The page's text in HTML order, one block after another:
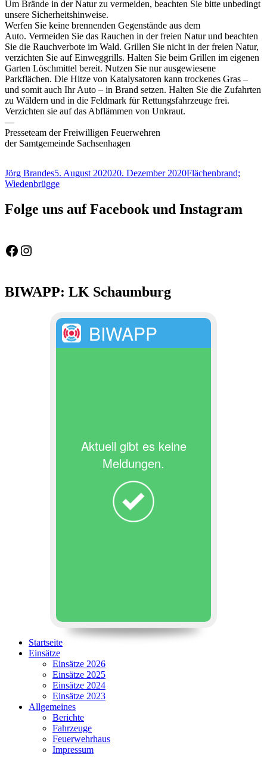
Um Brände in der Natur zu vermeiden, beachten Sie bitte unbedingt
unsere Sicherheitshinweise.
Werfen Sie keine brennenden Gegenstände aus dem
Auto. Vermeiden Sie das Rauchen in der freien Natur und beachten
Sie die Rauchverbote im Wald. Grillen Sie nicht in der freien Natur,
verzichten Sie auf Einweggrills. Halten Sie beim Grillen im eigenen
Garten Löschmittel bereit. Nutzen Sie nur ausgewiesene
Parkflächen. Die Hitze von Katalysatoren kann trockenes Gras –
und somit auch Ihr Auto – in Brand setzen. Halten Sie die Zufahrten
zu Wäldern und in die Feldmark für Rettungsfahrzeuge frei.
Verzichten sie auf das Abflämmen von Unkraut.
—
Presseteam der Freiwilligen Feuerwehren
der Samtgemeinde Sachsenhagen
Autor
Jörg BrandesVeröffentlicht
am
5. August 202020. Dezember 2020Schlagwörter
Flächenbrand;
Wiedenbrügge
Folge uns auf Facebook und Instagram
Feuerwehr Gemeinde Wölpinghausen
fw_gemeinde_woelpinghausen
BIWAPP: LK Schaumburg
BIWAPP
Aktuell gibt es keine
Meldungen.
Startseite
Einsätze
Einsätze 2026
Einsätze 2025
Einsätze 2024
Einsätze 2023
Allgemeines
Berichte
Fahrzeuge
Feuerwehrhaus
Impressum